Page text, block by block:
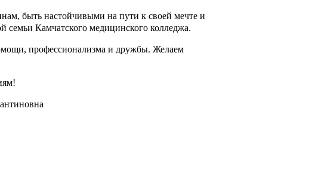
быть настойчивыми на пути к своей мечте и
семьи Камчатского медицинского колледжа.
профессионализма и дружбы. Желаем